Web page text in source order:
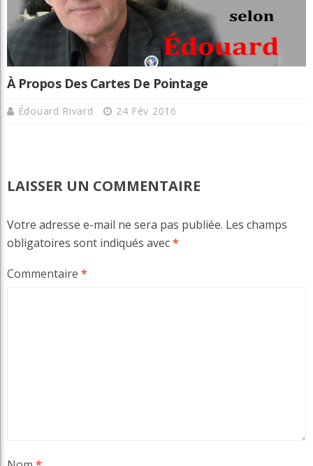
À Propos Des Cartes De Pointage
Édouard Rivard 24 Fév 2016
LAISSER UN COMMENTAIRE
Votre adresse e-mail ne sera pas publiée. Les champs
obligatoires sont indiqués avec*
Commentaire *